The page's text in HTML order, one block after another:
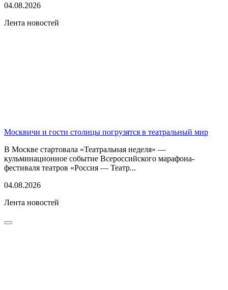
04.08.2026
Лента новостей
Москвичи и гости столицы погрузятся в театральный мир
В Москве стартовала «Театральная неделя» —
кульминационное событие Всероссийского марафона-
фестиваля театров «Россия — Театр...
04.08.2026
Лента новостей